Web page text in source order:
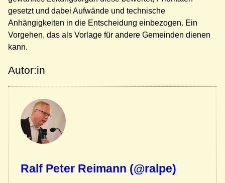
gesetzt und dabei Aufwände und technische
Anhängigkeiten in die Entscheidung einbezogen. Ein
Vorgehen, das als Vorlage für andere Gemeinden dienen
kann.
Autor:in
Ralf Peter Reimann (@ralpe)